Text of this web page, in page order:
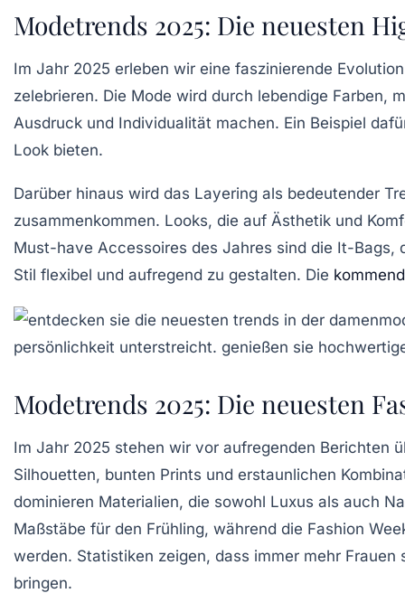
Modetrends 2025: Die neuesten
Im Jahr 2025 erleben wir eine faszinierende
zelebrieren. Die Mode wird durch lebendige Farben,
Ausdruck und Individualität machen. Ein Beispiel
Look bieten.
Darüber hinaus wird das Layering als bedeutender
zusammenkommen. Looks, die auf Ästhetik und
Must-have Accessoires des Jahres sind die It-Bags,
Stil flexibel und aufregend zu gestalten. Die
Modetrends 2025: Die neuesten
Im Jahr 2025 stehen wir vor aufregenden Berichten
Silhouetten, bunten Prints und erstaunlichen
dominieren Materialien, die sowohl Luxus als auch
Maßstäbe für den Frühling, während die Fashion
werden. Statistiken zeigen, dass immer mehr
bringen.